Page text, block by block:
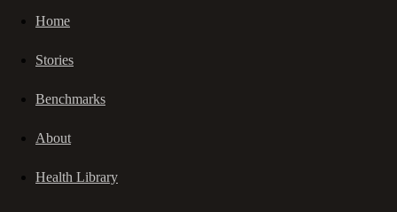
Home
Stories
Benchmarks
About
Health Library